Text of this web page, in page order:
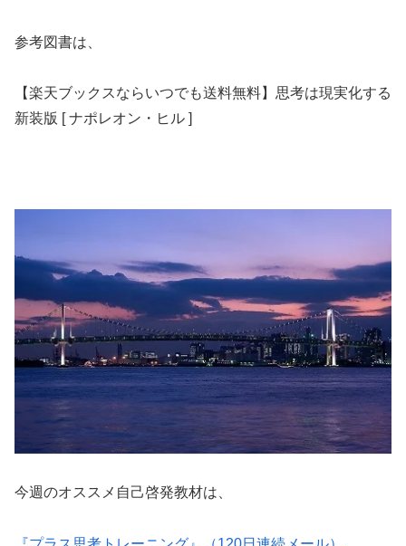
参考図書は、
【楽天ブックスならいつでも送料無料】思考は現実化する
新装版 [ ナポレオン・ヒル ]
今週のオススメ自己啓発教材は、